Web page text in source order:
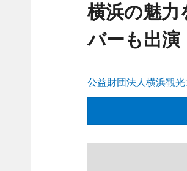
横浜の魅
バーも出演
公益財団法人横浜観